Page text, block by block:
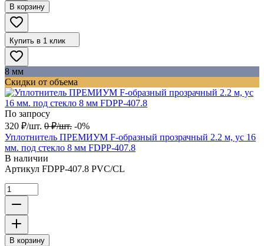
В корзину
Купить в 1 клик
8 мм
Скидки от объема
По запросу
320 ₽/шт. 0 ₽/шт. -0%
Уплотнитель ПРЕМИУМ F-образный прозрачный 2.2 м, ус 16
мм. под стекло 8 мм FDPP-407.8
В наличии
Артикул FDPP-407.8 PVC/CL
В корзину